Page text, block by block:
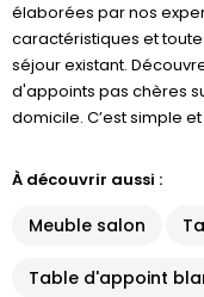
élaborées par nos
caractéristiques et
séjour existant.
d'appoints pas chères
domicile. C’est simple
À découvrir aussi :
Meuble salon
Table d'appoint